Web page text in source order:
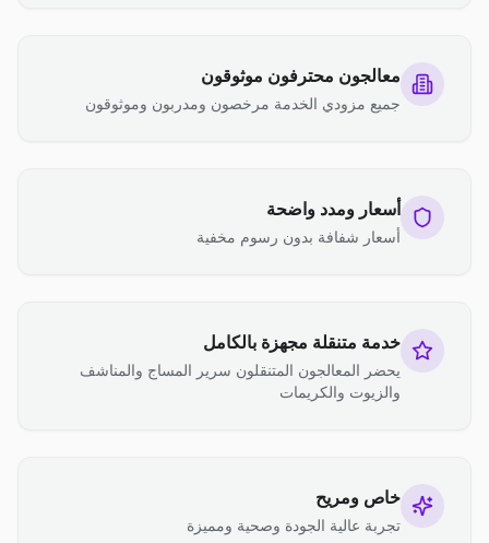
معالجون محترفون موثوقون
جميع مزودي الخدمة مرخصون ومدربون وموثوقون
أسعار ومدد واضحة
أسعار شفافة بدون رسوم مخفية
خدمة متنقلة مجهزة بالكامل
يحضر المعالجون المتنقلون سرير المساج والمناشف
والزيوت والكريمات
خاص ومريح
تجربة عالية الجودة وصحية ومميزة